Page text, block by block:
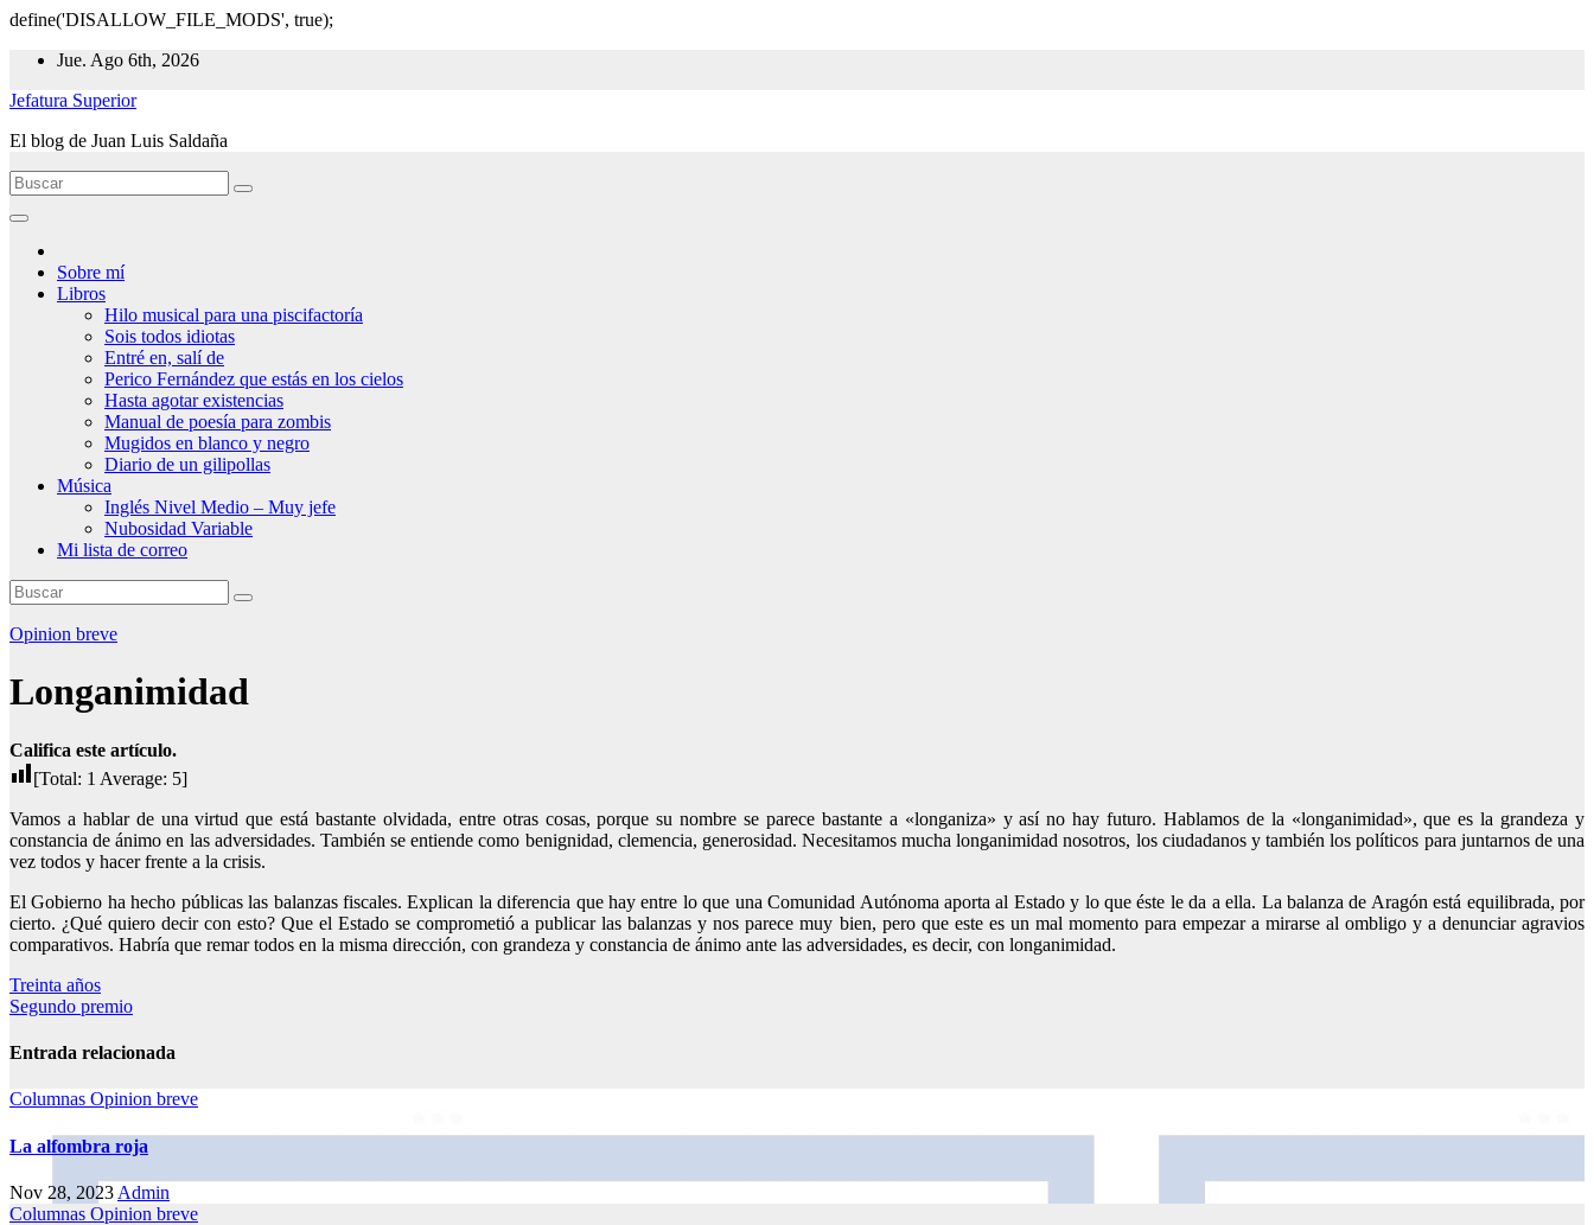
define('DISALLOW_FILE_MODS', true);
contenido
Jue. Ago 6th, 2026
Jefatura Superior
El blog de Juan Luis Saldaña
Sobre mí
Libros
Hilo musical para una piscifactoría
Sois todos idiotas
Entré en, salí de
Perico Fernández que estás en los cielos
Hasta agotar existencias
Manual de poesía para zombis
Mugidos en blanco y negro
Diario de un gilipollas
Música
Inglés Nivel Medio – Muy jefe
Nubosidad Variable
Mi lista de correo
Opinion breve
Longanimidad
Califica este artículo.
[Total: 1 Average: 5]
Vamos a hablar de una virtud que está bastante olvidada, entre otras cosas, porque su nombre se parece bastante a «longaniza» y así no hay futuro. Hablamos de la «longanimidad», que es la grandeza y
constancia de ánimo en las adversidades. También se entiende como benignidad, clemencia, generosidad. Necesitamos mucha longanimidad nosotros, los ciudadanos y también los políticos para juntarnos de una
vez todos y hacer frente a la crisis.
El Gobierno ha hecho públicas las balanzas fiscales. Explican la diferencia que hay entre lo que una Comunidad Autónoma aporta al Estado y lo que éste le da a ella. La balanza de Aragón está equilibrada, por
cierto. ¿Qué quiero decir con esto? Que el Estado se comprometió a publicar las balanzas y nos parece muy bien, pero que este es un mal momento para empezar a mirarse al ombligo y a denunciar agravios
comparativos. Habría que remar todos en la misma dirección, con grandeza y constancia de ánimo ante las adversidades, es decir, con longanimidad.
Navegación
de
entradas
Treinta años
Segundo premio
Entrada relacionada
Columnas Opinion breve
La alfombra roja
Nov 28, 2023 Admin
Columnas Opinion breve